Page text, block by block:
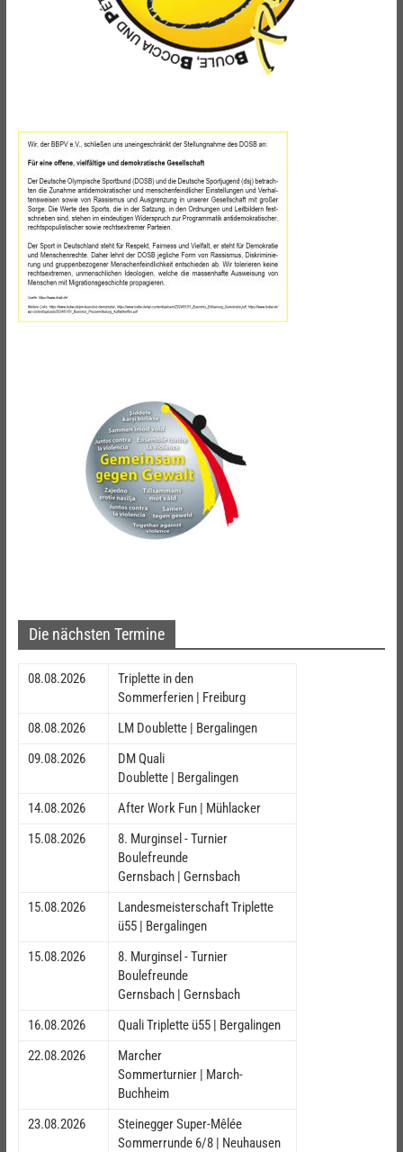
Die nächsten Termine
08.08.2026
Triplette in den
Sommerferien | Freiburg
08.08.2026
LM Doublette | Bergalingen
09.08.2026
DM Quali
Doublette | Bergalingen
14.08.2026
After Work Fun | Mühlacker
15.08.2026
8. Murginsel - Turnier
Boulefreunde
Gernsbach | Gernsbach
15.08.2026
Landesmeisterschaft Triplette
ü55 | Bergalingen
15.08.2026
8. Murginsel - Turnier
Boulefreunde
Gernsbach | Gernsbach
16.08.2026
Quali Triplette ü55 | Bergalingen
22.08.2026
Marcher
Sommerturnier | March-
Buchheim
23.08.2026
Steinegger Super-Mêlée
Sommerrunde 6/8 | Neuhausen